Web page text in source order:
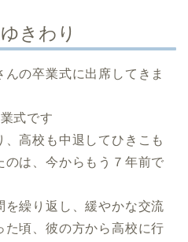
きわり
の卒業式に出席してきま
式です
高校も中退してひきこも
のは、今からもう７年前で
を繰り返し、緩やかな交流
た頃、彼の方から高校に行